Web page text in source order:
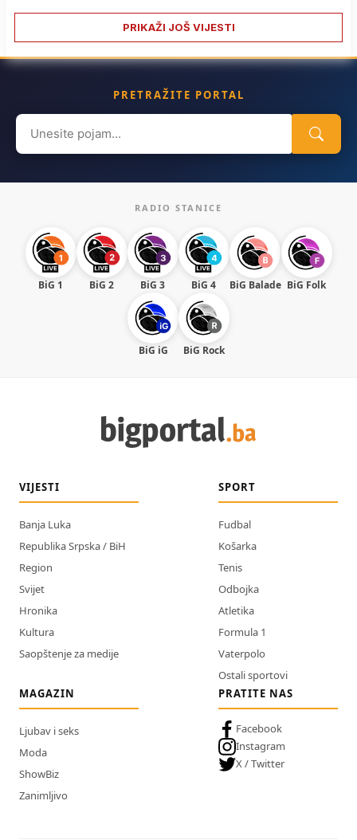
PRIKAŽI JOŠ VIJESTI
PRETRAŽITE PORTAL
Search
for:
RADIO STANICE
BiG 1 BiG 2 BiG 3 BiG 4 BiG Balade BiG Folk
BiG iG BiG Rock
VIJESTI
Banja Luka
Republika Srpska / BiH
Region
Svijet
Hronika
Kultura
Saopštenje za medije
SPORT
Fudbal
Košarka
Tenis
Odbojka
Atletika
Formula 1
Vaterpolo
Ostali sportovi
MAGAZIN
Ljubav i seks
Moda
ShowBiz
Zanimljivo
PRATITE NAS
Facebook
Instagram
X / Twitter